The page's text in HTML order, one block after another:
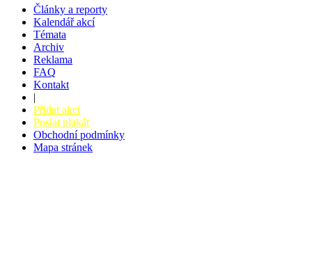
Články a reporty
Kalendář akcí
Témata
Archiv
Reklama
FAQ
Kontakt
|
Přidat akci
Poslat plakát
Obchodní podmínky
Mapa stránek